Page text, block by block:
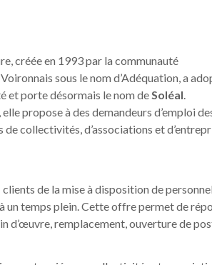
créée en 1993 par la communauté
sous le nom d’Adéquation, a
et porte désormais le nom deSoléal.
propose à des demandeurs d’emploi
collectivités, d’associations et
clients de la mise à disposition de
un temps plein. Cette offre permet de
d’œuvre, remplacement, ouverture de